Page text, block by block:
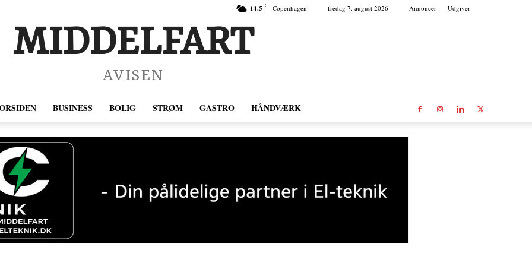
14.5 C Copenhagen fredag 7. august 2026 Annoncer Udgiver
MIDDELFART
AVISEN
BUSINESS BOLIG STRØM GASTRO HÅNDVÆRK